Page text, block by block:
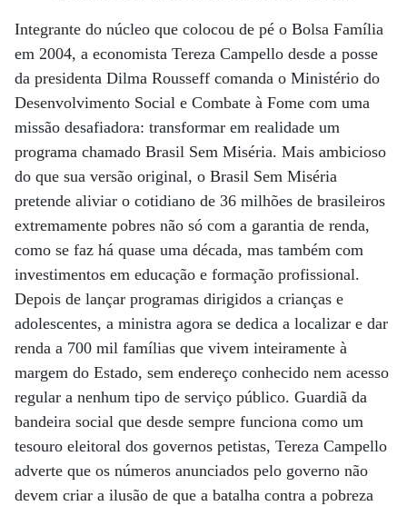
Integrante do núcleo que colocou de pé o Bolsa Família
em 2004, a economista Tereza Campello desde a posse
da presidenta Dilma Rousseff comanda o Ministério do
Desenvolvimento Social e Combate à Fome com uma
missão desafiadora: transformar em realidade um
programa chamado Brasil Sem Miséria. Mais ambicioso
do que sua versão original, o Brasil Sem Miséria
pretende aliviar o cotidiano de 36 milhões de brasileiros
extremamente pobres não só com a garantia de renda,
como se faz há quase uma década, mas também com
investimentos em educação e formação profissional.
Depois de lançar programas dirigidos a crianças e
adolescentes, a ministra agora se dedica a localizar e dar
renda a 700 mil famílias que vivem inteiramente à
margem do Estado, sem endereço conhecido nem acesso
regular a nenhum tipo de serviço público. Guardiã da
bandeira social que desde sempre funciona como um
tesouro eleitoral dos governos petistas, Tereza Campello
adverte que os números anunciados pelo governo não
devem criar a ilusão de que a batalha contra a pobreza